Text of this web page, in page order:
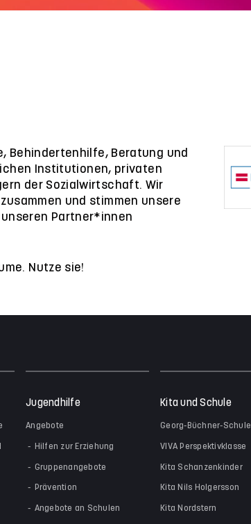
Behindertenhilfe, Beratung und
Institutionen, privaten
der Sozialwirtschaft. Wir
und stimmen unsere
Partner*innen
Nutze sie!
Jugendhilfe
Angebote
Hilfen zur Erziehung
Gruppenangebote
Prävention
Angebote an Schulen
Kita und Schule
Georg-Büchner-Schule
VIVA Perspektivklasse
Kita Schanzenkinder
Kita Nils Holgersson
Kita Nordstern